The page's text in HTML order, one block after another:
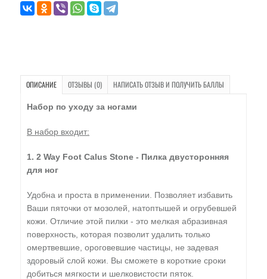
ОПИСАНИЕ ОТЗЫВЫ (0) НАПИСАТЬ ОТЗЫВ И ПОЛУЧИТЬ БАЛЛЫ
Набор по уходу за ногами
В набор входит:
1. 2 Way Foot Calus Stone - Пилка двусторонняя
для ног
Удобна и проста в применении. Позволяет избавить
Ваши пяточки от мозолей, натоптышей и огрубевшей
кожи. Отличие этой пилки - это мелкая абразивная
поверхность, которая позволит удалить только
омертвевшие, ороговевшие частицы, не задевая
здоровый слой кожи. Вы сможете в короткие сроки
добиться мягкости и шелковистости пяток.